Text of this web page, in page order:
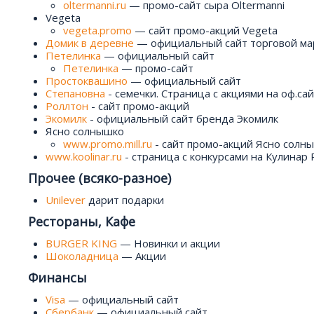
oltermanni.ru — промо-сайт сыра Oltermanni
Vegeta
vegeta.promo — сайт промо-акций Vegeta
Домик в деревне — официальный сайт торговой
Петелинка — официальный сайт
Петелинка — промо-сайт
Простоквашино — официальный сайт
Степановна - семечки. Страница с акциями на
Роллтон - сайт промо-акций
Экомилк - официальный сайт бренда Экомилк
Ясно солнышко
www.promo.mill.ru - сайт промо-акций Ясно
www.koolinar.ru - страница с конкурсами на Кулинар
Прочее (всяко-разное)
Unilever дарит подарки
Рестораны, Кафе
BURGER KING — Новинки и акции
Шоколадница — Акции
Финансы
Visa — официальный сайт